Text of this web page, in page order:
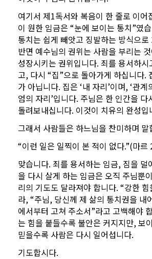
여기서 제1독서와 복음이 한 줄로 이어
이 원한 임금은 “눈에 보이는 통치”였
통치는 쉽게 빼앗고 징발하는 방식으
반면 예수님의 권위는 사람을 부리는
성장시키는 권위입니다. 죄를 용서하시
고, 다시 “집”으로 돌아가게 하십니다.
가 아닙니다. 집은 ‘내 자리’이며, ‘관계
엄의 자리’입니다. 주님은 한 인간을 다
돌려보내십니다. 이것이 치유의 완성입
그래서 사람들은 하느님을 찬미하며 말
“이런 일은 일찍이 본 적이 없다.”(마르
맞습니다. 죄를 용서하는 임금, 짐을 덜
을 다시 살게 하는 임금은 오직 주님뿐
리의 기도도 달라져야 합니다. “강한
라, “주님, 당신께 제 삶의 통치권을 내
에서부터 고쳐 주소서”라고 고백해야
는 힘을 붙들수록 불안은 커지지만, 보
믿을수록 사람은 다시 일어섭니다.
기도합시다.